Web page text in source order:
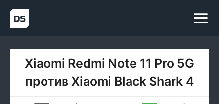
Xiaomi Redmi Note 11 Pro 5G
против Xiaomi Black Shark 4